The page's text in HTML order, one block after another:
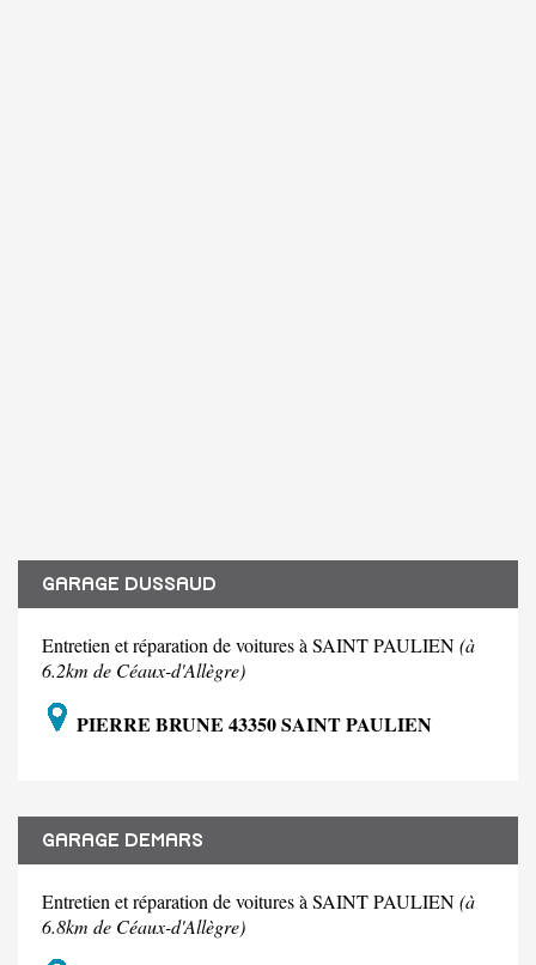
GARAGE DUSSAUD
Entretien et réparation de voitures à SAINT PAULIEN(à
6.2km de Céaux-d'Allègre)
PIERRE BRUNE 43350 SAINT PAULIEN
GARAGE DEMARS
Entretien et réparation de voitures à SAINT PAULIEN(à
6.8km de Céaux-d'Allègre)